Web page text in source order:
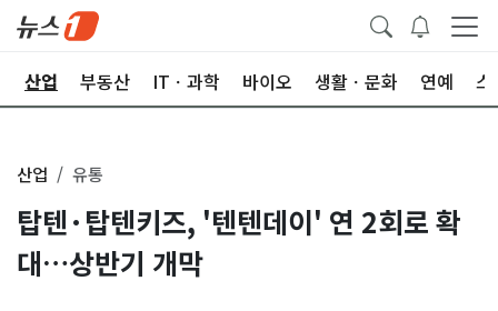
산업 부동산 ITㆍ과학 바이오 생활ㆍ문화 연예 스
산업 유통
탑텐·탑텐키즈, '텐텐데이' 연 2회로 확
대…상반기 개막